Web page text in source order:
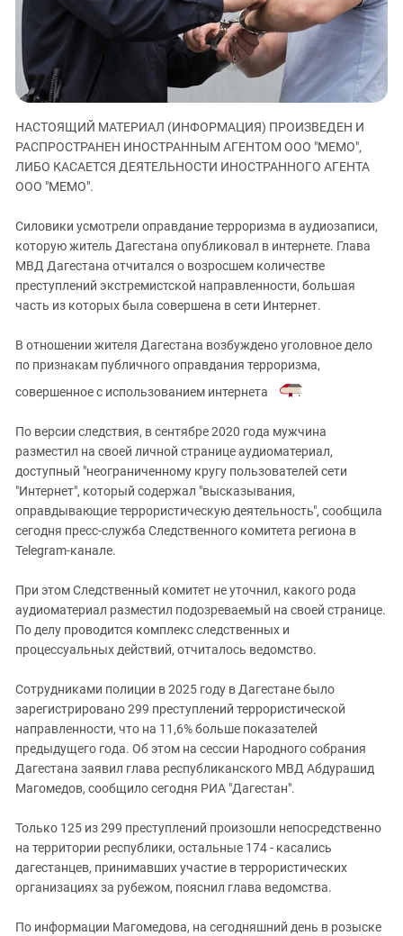
ЗАСТАВЛЯЕТ
КАВКАЗ ЗА ПАЛЕСТИНУ
ИНАКОМЫСЛИЕ В ЧЕЧНЕ
ПРЕСЛЕДОВАНИЕ АКТИВИСТОВ
МОБИЛИЗАЦИЯ И ПРОТЕСТЫ
Дагестан
Ингушетия
Кабардино-Балкария
Калмыкия
Карачаево-Черкесия
Краснодарский край
Нагорный Карабах
Ростовская область
Северная Осетия - Алания
СКФО
Чечня
ЮФО
НАСТОЯЩИЙ МАТЕРИАЛ (ИНФОРМАЦИЯ) ПРОИЗВЕДЕН И
РАСПРОСТРАНЕН ИНОСТРАННЫМ АГЕНТОМ ООО "МЕМО",
ЛИБО КАСАЕТСЯ ДЕЯТЕЛЬНОСТИ ИНОСТРАННОГО АГЕНТА
ООО "МЕМО".
Силовики усмотрели оправдание терроризма в аудиозаписи,
которую житель Дагестана опубликовал в интернете. Глава
МВД Дагестана отчитался о возросшем количестве
преступлений экстремистской направленности, большая
часть из которых была совершена в сети Интернет.
В отношении жителя Дагестана возбуждено уголовное дело
по признакам публичного оправдания терроризма,
совершенное с использованием интернета
.
По версии следствия, в сентябре 2020 года мужчина
разместил на своей личной странице аудиоматериал,
доступный "неограниченному кругу пользователей сети
"Интернет", который содержал "высказывания,
оправдывающие террористическую деятельность", сообщила
сегодня пресс-служба Следственного комитета региона в
Telegram-канале.
При этом Следственный комитет не уточнил, какого рода
аудиоматериал разместил подозреваемый на своей странице.
По делу проводится комплекс следственных и
процессуальных действий, отчиталось ведомство.
Сотрудниками полиции в 2025 году в Дагестане было
зарегистрировано 299 преступлений террористической
направленности, что на 11,6% больше показателей
предыдущего года. Об этом на сессии Народного собрания
Дагестана заявил глава республиканского МВД Абдурашид
Магомедов, сообщило сегодня РИА "Дагестан".
Только 125 из 299 преступлений произошли непосредственно
на территории республики, остальные 174 - касались
дагестанцев, принимавших участие в террористических
организациях за рубежом, пояснил глава ведомства.
По информации Магомедова, на сегодняшний день в розыске